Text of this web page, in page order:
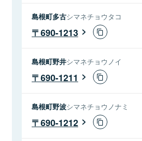
島根町多古シマネチョウタコ
690-1213
島根町野井シマネチョウノイ
690-1211
島根町野波シマネチョウノナミ
690-1212